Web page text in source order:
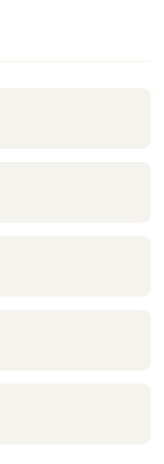
I NY FANE)